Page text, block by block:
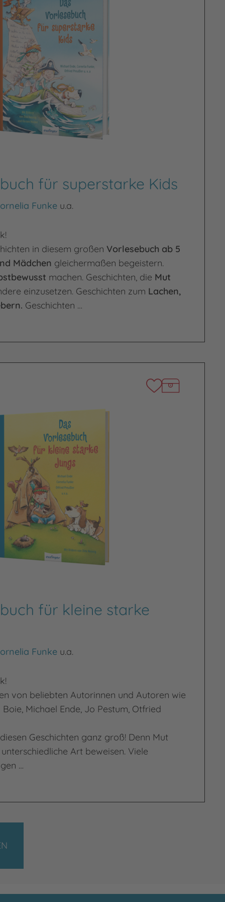
für superstarke Kids
Funkeu.a.
in diesem großen Vorlesebuch ab 5
Mädchen gleichermaßen begeistern.
machen. Geschichten, die Mut
einzusetzen. Geschichten zum Lachen,
Geschichten …
für kleine starke
Funkeu.a.
von beliebten Autorinnen und Autoren wie
Michael Ende, Jo Pestum, Otfried
Geschichten ganz groß! Denn Mut
Art beweisen. Viele
…